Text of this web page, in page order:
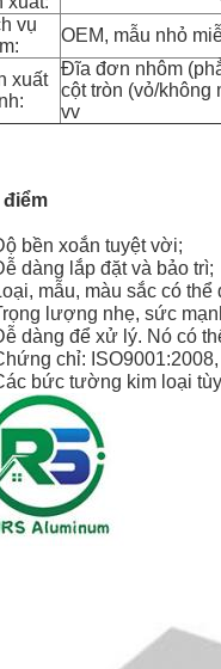
vụ
OEM, mẫu nhỏ
xuất
Đĩa đơn nhôm
cột tròn (vỏ/không
vv
điểm
bền xoắn tuyệt vời;
dàng lắp đặt và bảo trì;
mẫu, màu sắc có
lượng nhẹ, sức
dàng để xử lý. Nó có
chỉ:
bức tường kim loại